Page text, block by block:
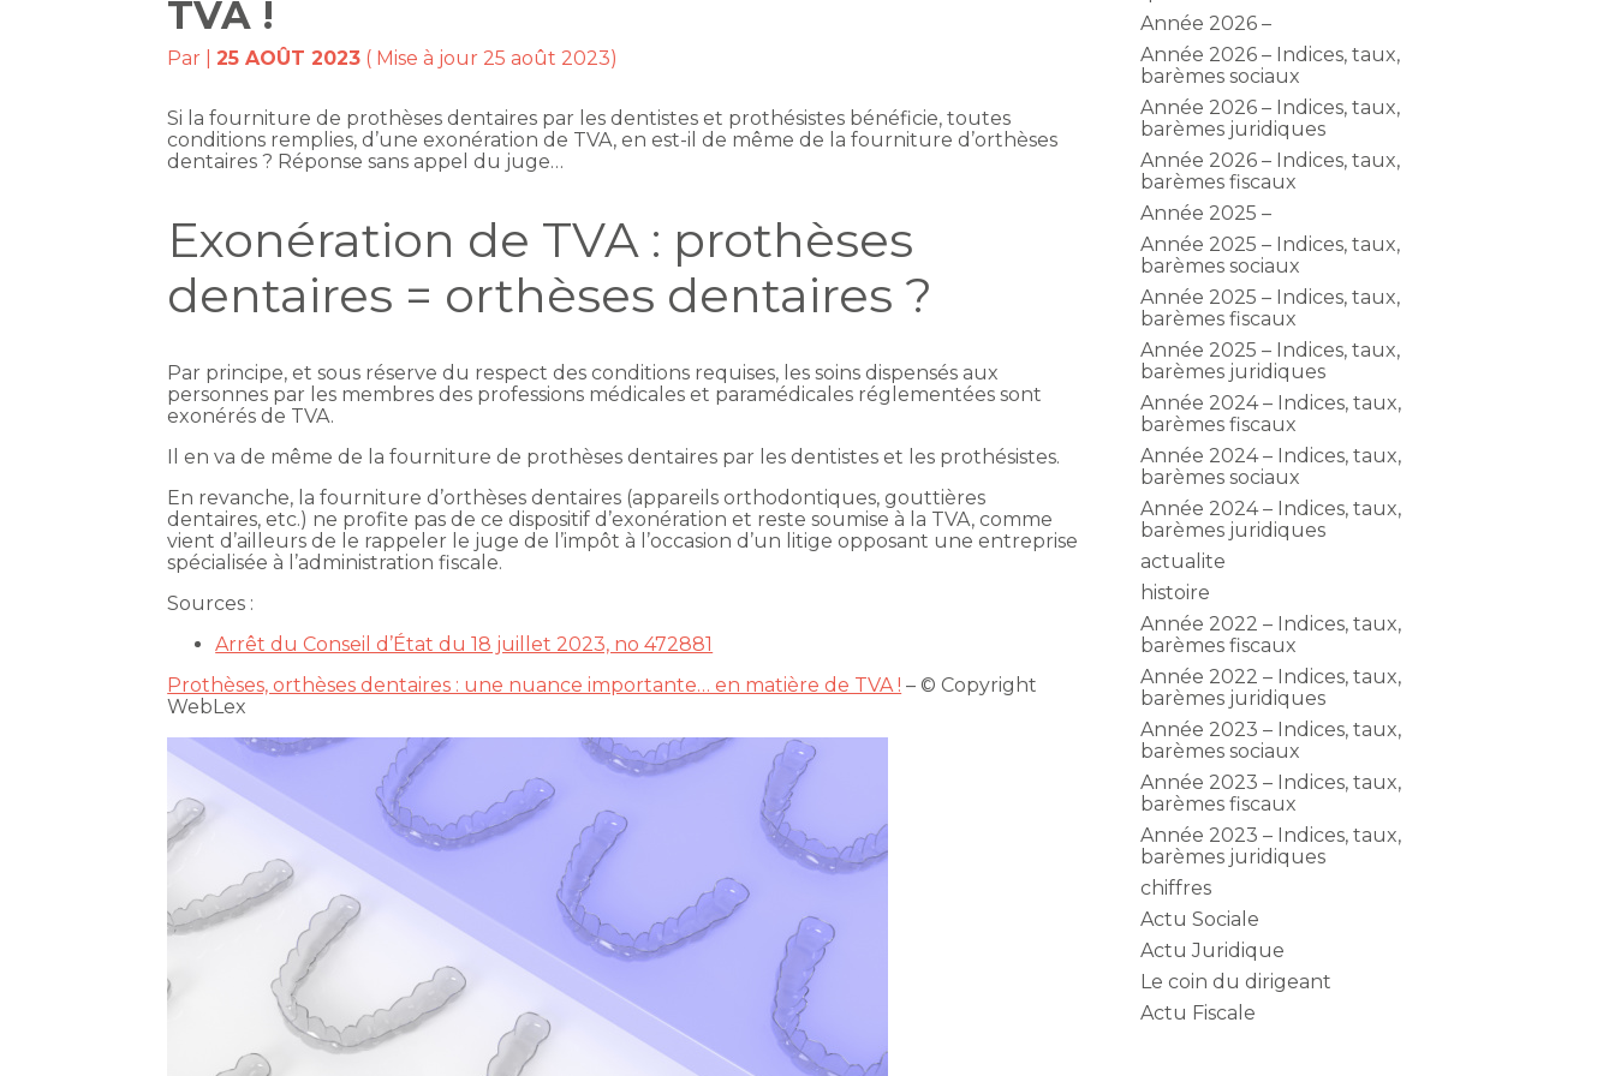
TVA !
Par |25 AOÛT 2023 ( Mise à jour 25 août 2023)
Si la fourniture de prothèses dentaires par les dentistes et prothésistes bénéficie, toutes
conditions remplies, d’une exonération de TVA, en est-il de même de la fourniture d’orthèses
dentaires ? Réponse sans appel du juge…
Exonération de TVA : prothèses
dentaires = orthèses dentaires ?
Par principe, et sous réserve du respect des conditions requises, les soins dispensés aux
personnes par les membres des professions médicales et paramédicales réglementées sont
exonérés de TVA.
Il en va de même de la fourniture de prothèses dentaires par les dentistes et les prothésistes.
En revanche, la fourniture d’orthèses dentaires (appareils orthodontiques, gouttières
dentaires, etc.) ne profite pas de ce dispositif d’exonération et reste soumise à la TVA, comme
vient d’ailleurs de le rappeler le juge de l’impôt à l’occasion d’un litige opposant une entreprise
spécialisée à l’administration fiscale.
Sources :
Arrêt du Conseil d’État du 18 juillet 2023, no 472881
Prothèses, orthèses dentaires : une nuance importante… en matière de TVA ! – © Copyright
WebLex
Année 2026 –
Année 2026 – Indices, taux,
barèmes sociaux
Année 2026 – Indices, taux,
barèmes juridiques
Année 2026 – Indices, taux,
barèmes fiscaux
Année 2025 –
Année 2025 – Indices, taux,
barèmes sociaux
Année 2025 – Indices, taux,
barèmes fiscaux
Année 2025 – Indices, taux,
barèmes juridiques
Année 2024 – Indices, taux,
barèmes fiscaux
Année 2024 – Indices, taux,
barèmes sociaux
Année 2024 – Indices, taux,
barèmes juridiques
actualite
histoire
Année 2022 – Indices, taux,
barèmes fiscaux
Année 2022 – Indices, taux,
barèmes juridiques
Année 2023 – Indices, taux,
barèmes sociaux
Année 2023 – Indices, taux,
barèmes fiscaux
Année 2023 – Indices, taux,
barèmes juridiques
chiffres
Actu Sociale
Actu Juridique
Le coin du dirigeant
Actu Fiscale